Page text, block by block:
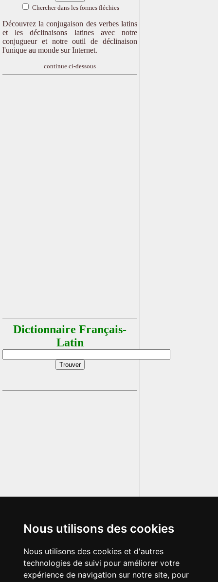
Nous utilisons des cookies
Nous utilisons des cookies et d'autres
technologies de suivi pour améliorer votre
expérience de navigation sur notre site, pour
Chercher dans les formes fléchies
Découvrez la conjugaison des verbes latins
et les déclinaisons latines avec notre
conjugueur et notre outil de déclinaison
l'unique au monde sur Internet.
continue ci-dessous
Dictionnaire Français-
Latin